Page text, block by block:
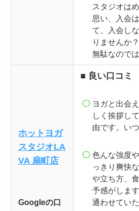
スタジオは
思い、入会
て、入会し
りませんか
無駄なので
ホットヨガ
スタジオLA
VA 扇町 店
Googleの口
■ 良い口コミ
ヨガと出会
しく挨拶し
由です。い
色んな強度
っきり爽快
や立ち方、
予感がしま
通わせてい